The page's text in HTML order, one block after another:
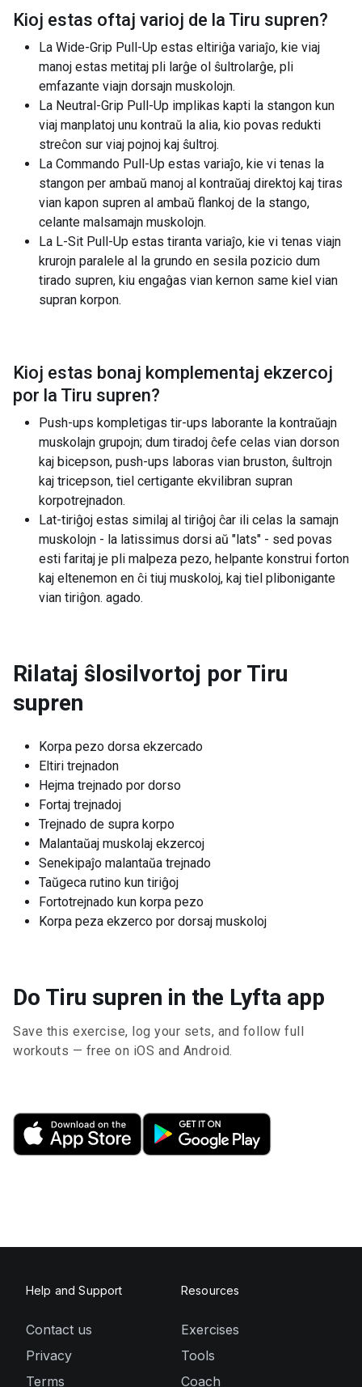
Kioj estas oftaj varioj de la Tiru supren?
La Wide-Grip Pull-Up estas eltiriĝa variaĵo, kie viaj
manoj estas metitaj pli larĝe ol ŝultrolarĝe, pli
emfazante viajn dorsajn muskolojn.
La Neutral-Grip Pull-Up implikas kapti la stangon kun
viaj manplatoj unu kontraŭ la alia, kio povas redukti
streĉon sur viaj pojnoj kaj ŝultroj.
La Commando Pull-Up estas variaĵo, kie vi tenas la
stangon per ambaŭ manoj al kontraŭaj direktoj kaj tiras
vian kapon supren al ambaŭ flankoj de la stango,
celante malsamajn muskolojn.
La L-Sit Pull-Up estas tiranta variaĵo, kie vi tenas viajn
krurojn paralele al la grundo en sesila pozicio dum
tirado supren, kiu engaĝas vian kernon same kiel vian
supran korpon.
Kioj estas bonaj komplementaj ekzercoj
por la Tiru supren?
Push-ups kompletigas tir-ups laborante la kontraŭajn
muskolajn grupojn; dum tiradoj ĉefe celas vian dorson
kaj bicepson, push-ups laboras vian bruston, ŝultrojn
kaj tricepson, tiel certigante ekvilibran supran
korpotrejnadon.
Lat-tiriĝoj estas similaj al tiriĝoj ĉar ili celas la samajn
muskolojn - la latissimus dorsi aŭ "lats" - sed povas
esti faritaj je pli malpeza pezo, helpante konstrui forton
kaj eltenemon en ĉi tiuj muskoloj, kaj tiel plibonigante
vian tiriĝon. agado.
Rilataj ŝlosilvortoj por Tiru
supren
Korpa pezo dorsa ekzercado
Eltiri trejnadon
Hejma trejnado por dorso
Fortaj trejnadoj
Trejnado de supra korpo
Malantaŭaj muskolaj ekzercoj
Senekipaĵo malantaŭa trejnado
Taŭgeca rutino kun tiriĝoj
Fortotrejnado kun korpa pezo
Korpa peza ekzerco por dorsaj muskoloj
Do Tiru supren in the Lyfta app
Save this exercise, log your sets, and follow full
workouts — free on iOS and Android.
Help and Support
Contact us
Privacy
Terms
Resources
Exercises
Tools
Coach